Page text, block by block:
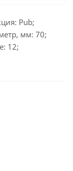
Pub;
мм: 70;
12;